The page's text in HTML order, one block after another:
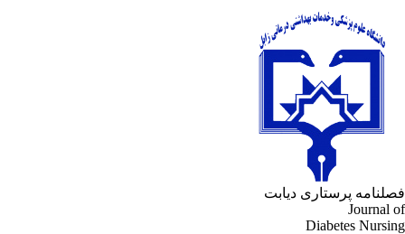
پرستاری دیابت
Journal
Diabetes